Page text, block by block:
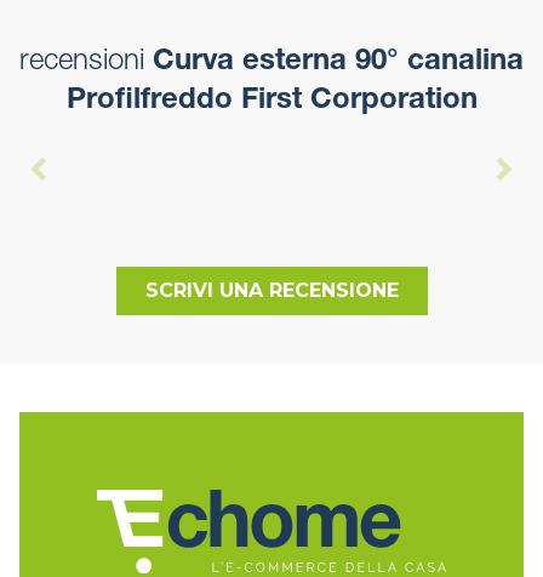
recensioni Curva esterna 90° canalina
Profilfreddo First Corporation
SCRIVI UNA RECENSIONE